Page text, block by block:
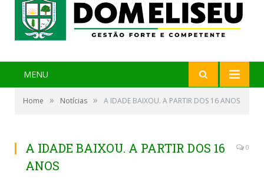
MENU
Home » Notícias » A IDADE BAIXOU. A PARTIR DOS 16 ANOS
A IDADE BAIXOU. A PARTIR DOS 16
ANOS
0